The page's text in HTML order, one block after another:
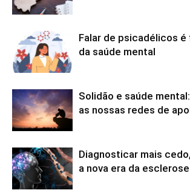
Falar de psicadélicos
da saúde mental
Solidão e saúde
as nossas redes de
Diagnosticar mais
a nova era da